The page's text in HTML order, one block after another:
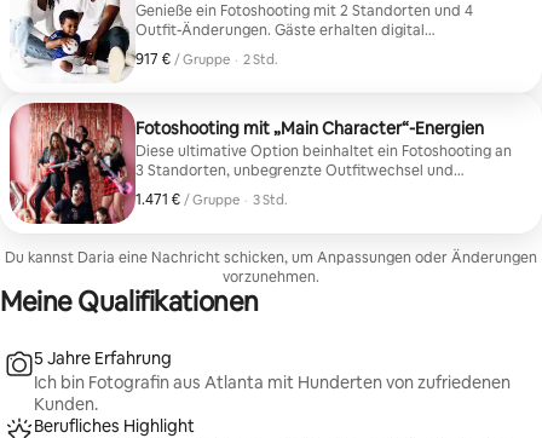
Genieße ein Fotoshooting mit 2 Standorten und 4
Outfit-Änderungen. Gäste erhalten digital
40 retuschierte Bilder, vollen Zugang zu meiner
Kundengarderobe und ein professionelles Video.
917 € / Gruppe
917 € pro Gruppe
, · 2 Std.
Fotoshooting mit „Main Character“-Energien
Diese ultimative Option beinhaltet ein Fotoshooting an
3 Standorten, unbegrenzte Outfitwechsel und
uneingeschränkten Zugang zur Garderobe des Kunden.
Die Kundinnen und Kunden erhalten außerdem digital
professionelles Video.
1.471 € / Gruppe
1.471 € pro Gruppe
, · 3 Std.
Du kannst Daria eine Nachricht schicken, um Anpassungen oder Änderungen
vorzunehmen.
Meine Qualifikationen
5 Jahre Erfahrung
Ich bin Fotografin aus Atlanta mit Hunderten von zufriedenen
Kunden.
Berufliches Highlight